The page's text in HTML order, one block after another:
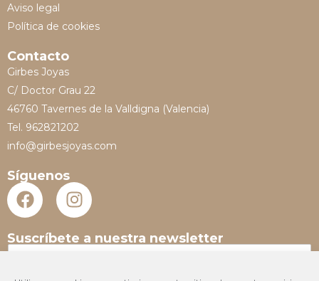
Aviso legal
Política de cookies
Contacto
Girbes Joyas
C/ Doctor Grau 22
46760 Tavernes de la Valldigna (Valencia)
Tel. 962821202
info@girbesjoyas.com
Síguenos
Suscríbete a nuestra newsletter
N